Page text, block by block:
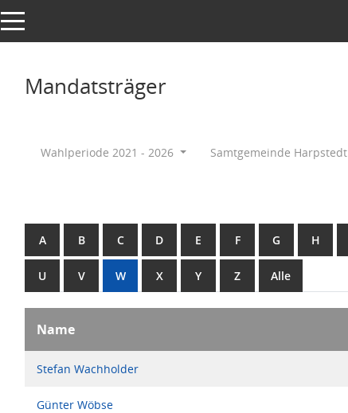
Toggle navigation
Mandatsträger
Wahlperiode 2021 - 2026 Samtgemeinde Harpstedt
A B C D E F G H
U V W X Y Z Alle
Name
Stefan Wachholder
Günter Wöbse